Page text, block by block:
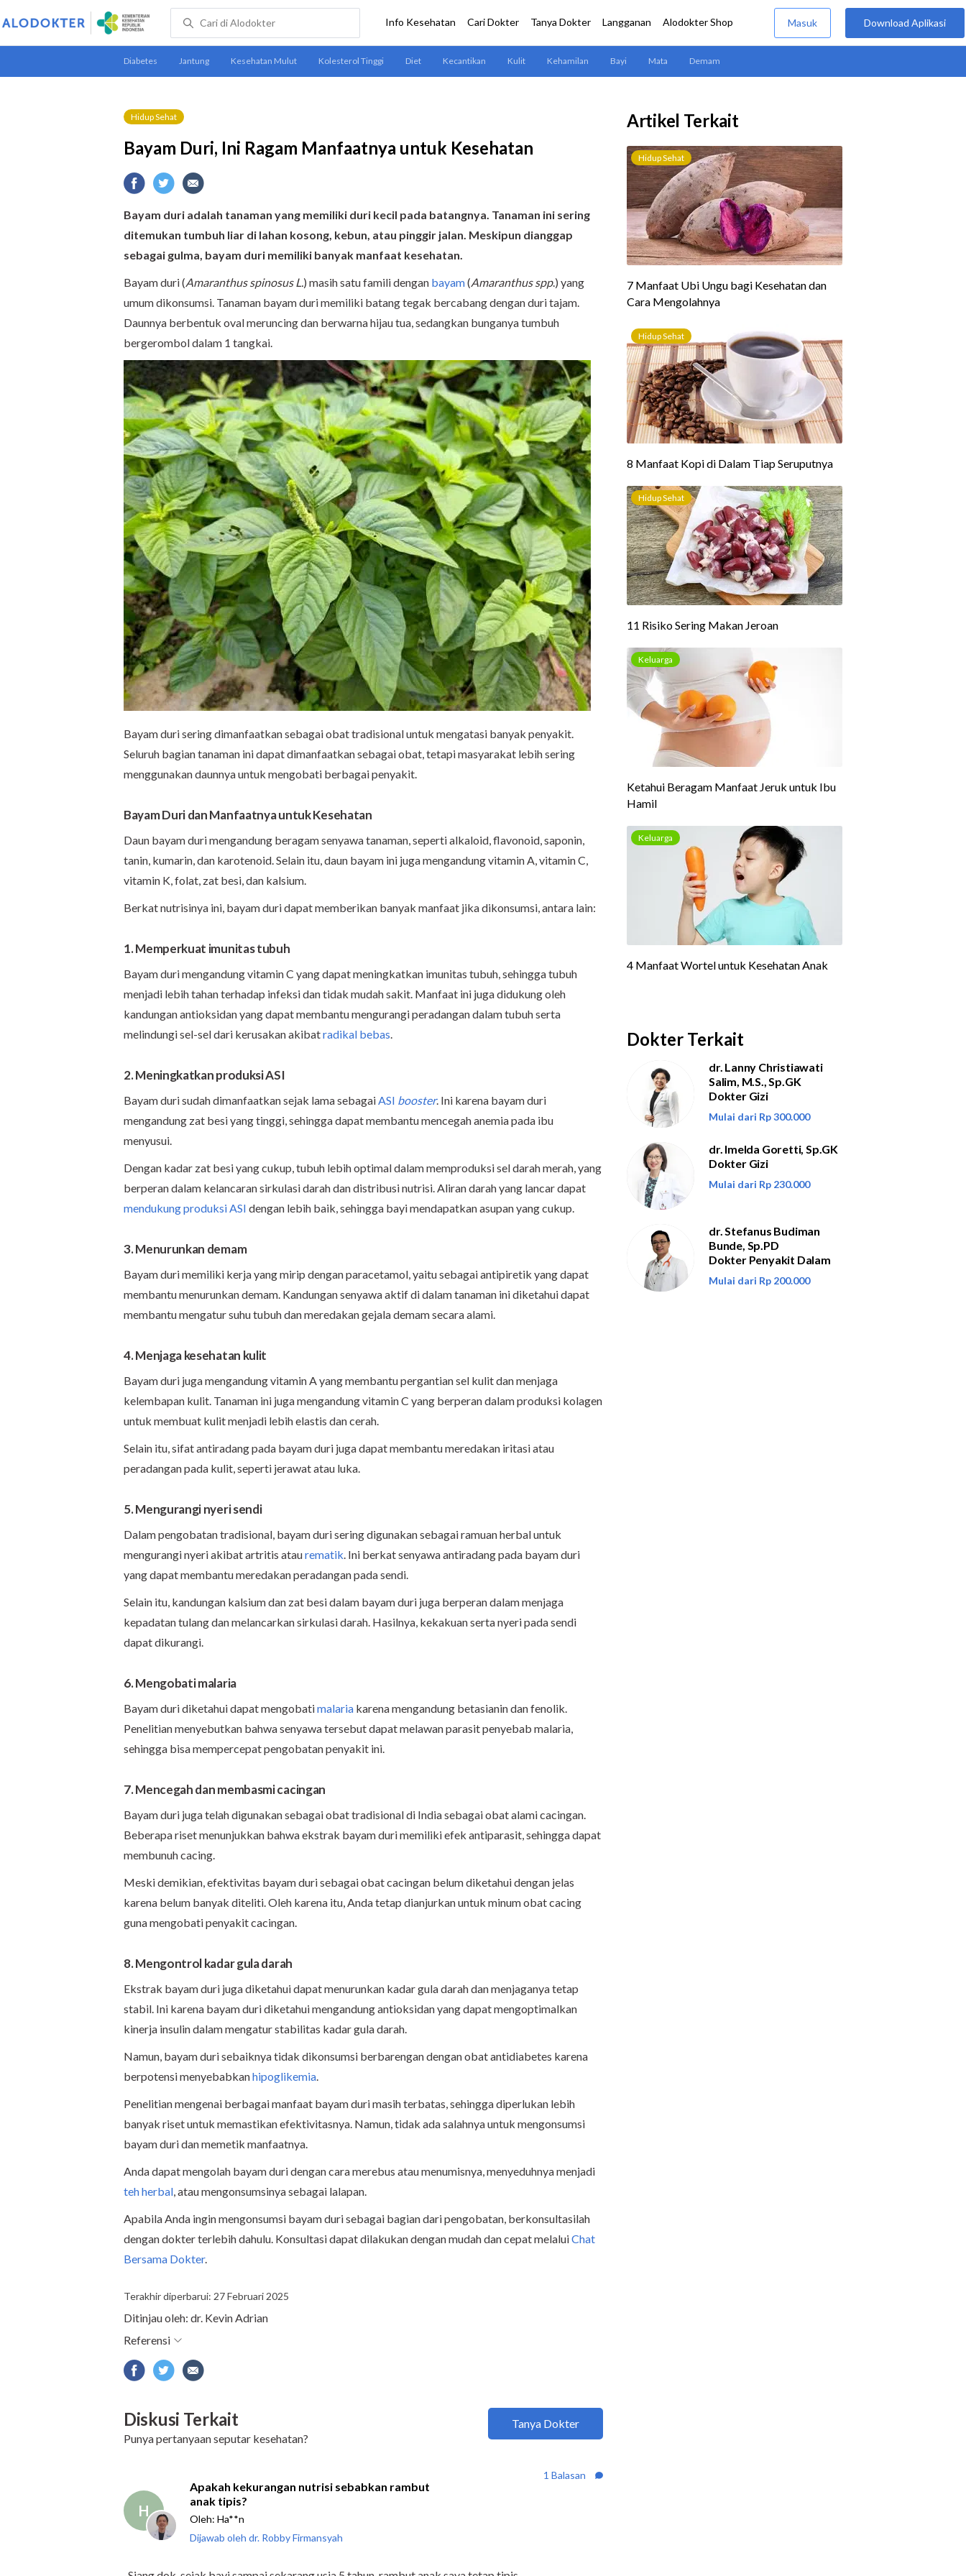
Hidup Sehat
Bayam Duri, Ini Ragam Manfaatnya untuk Kesehatan
Bayam duri adalah tanaman yang memiliki duri kecil pada batangnya. Tanaman ini sering
ditemukan tumbuh liar di lahan kosong, kebun, atau pinggir jalan. Meskipun dianggap
sebagai gulma, bayam duri memiliki banyak manfaat kesehatan.
Bayam duri (Amaranthus spinosus L.) masih satu famili dengan bayam(Amaranthus spp.) yang
umum dikonsumsi. Tanaman bayam duri memiliki batang tegak bercabang dengan duri tajam.
Daunnya berbentuk oval meruncing dan berwarna hijau tua, sedangkan bunganya tumbuh
bergerombol dalam 1 tangkai.
Bayam duri sering dimanfaatkan sebagai obat tradisional untuk mengatasi banyak penyakit.
Seluruh bagian tanaman ini dapat dimanfaatkan sebagai obat, tetapi masyarakat lebih sering
menggunakan daunnya untuk mengobati berbagai penyakit.
Bayam Duri dan Manfaatnya untuk Kesehatan
Daun bayam duri mengandung beragam senyawa tanaman, seperti alkaloid, flavonoid, saponin,
tanin, kumarin, dan karotenoid. Selain itu, daun bayam ini juga mengandung vitamin A, vitamin C,
vitamin K, folat, zat besi, dan kalsium.
Berkat nutrisinya ini, bayam duri dapat memberikan banyak manfaat jika dikonsumsi, antara lain:
1. Memperkuat imunitas tubuh
Bayam duri mengandung vitamin C yang dapat meningkatkan imunitas tubuh, sehingga tubuh
menjadi lebih tahan terhadap infeksi dan tidak mudah sakit. Manfaat ini juga didukung oleh
kandungan antioksidan yang dapat membantu mengurangi peradangan dalam tubuh serta
melindungi sel-sel dari kerusakan akibatradikal bebas.
2. Meningkatkan produksi ASI
Bayam duri sudah dimanfaatkan sejak lama sebagaiASI booster. Ini karena bayam duri
mengandung zat besi yang tinggi, sehingga dapat membantu mencegah anemia pada ibu
menyusui.
Dengan kadar zat besi yang cukup, tubuh lebih optimal dalam memproduksi sel darah merah, yang
berperan dalam kelancaran sirkulasi darah dan distribusi nutrisi. Aliran darah yang lancar dapat
mendukung produksi ASI dengan lebih baik, sehingga bayi mendapatkan asupan yang cukup.
3. Menurunkan demam
Bayam duri memiliki kerja yang mirip dengan paracetamol, yaitu sebagai antipiretik yang dapat
membantu menurunkan demam. Kandungan senyawa aktif di dalam tanaman ini diketahui dapat
membantu mengatur suhu tubuh dan meredakan gejala demam secara alami.
4. Menjaga kesehatan kulit
Bayam duri juga mengandung vitamin A yang membantu pergantian sel kulit dan menjaga
kelembapan kulit. Tanaman ini juga mengandung vitamin C yang berperan dalam produksi kolagen
untuk membuat kulit menjadi lebih elastis dan cerah.
Selain itu, sifat antiradang pada bayam duri juga dapat membantu meredakan iritasi atau
peradangan pada kulit, seperti jerawat atau luka.
5. Mengurangi nyeri sendi
Dalam pengobatan tradisional, bayam duri sering digunakan sebagai ramuan herbal untuk
mengurangi nyeri akibat artritis ataurematik. Ini berkat senyawa antiradang pada bayam duri
yang dapat membantu meredakan peradangan pada sendi.
Selain itu, kandungan kalsium dan zat besi dalam bayam duri juga berperan dalam menjaga
kepadatan tulang dan melancarkan sirkulasi darah. Hasilnya, kekakuan serta nyeri pada sendi
dapat dikurangi.
6. Mengobati malaria
Bayam duri diketahui dapat mengobatimalaria karena mengandung betasianin dan fenolik.
Penelitian menyebutkan bahwa senyawa tersebut dapat melawan parasit penyebab malaria,
sehingga bisa mempercepat pengobatan penyakit ini.
7. Mencegah dan membasmi cacingan
Bayam duri juga telah digunakan sebagai obat tradisional di India sebagai obat alami cacingan.
Beberapa riset menunjukkan bahwa ekstrak bayam duri memiliki efek antiparasit, sehingga dapat
membunuh cacing.
Meski demikian, efektivitas bayam duri sebagai obat cacingan belum diketahui dengan jelas
karena belum banyak diteliti. Oleh karena itu, Anda tetap dianjurkan untuk minum obat cacing
guna mengobati penyakit cacingan.
8. Mengontrol kadar gula darah
Ekstrak bayam duri juga diketahui dapat menurunkan kadar gula darah dan menjaganya tetap
stabil. Ini karena bayam duri diketahui mengandung antioksidan yang dapat mengoptimalkan
kinerja insulin dalam mengatur stabilitas kadar gula darah.
Namun, bayam duri sebaiknya tidak dikonsumsi berbarengan dengan obat antidiabetes karena
berpotensi menyebabkanhipoglikemia.
Penelitian mengenai berbagai manfaat bayam duri masih terbatas, sehingga diperlukan lebih
banyak riset untuk memastikan efektivitasnya. Namun, tidak ada salahnya untuk mengonsumsi
bayam duri dan memetik manfaatnya.
Anda dapat mengolah bayam duri dengan cara merebus atau menumisnya, menyeduhnya menjadi
teh herbal, atau mengonsumsinya sebagai lalapan.
Apabila Anda ingin mengonsumsi bayam duri sebagai bagian dari pengobatan, berkonsultasilah
dengan dokter terlebih dahulu. Konsultasi dapat dilakukan dengan mudah dan cepat melaluiChat
Bersama Dokter.
Terakhir diperbarui: 27 Februari 2025
Artikel Terkait
Dokter Terkait